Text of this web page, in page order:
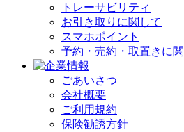
トレーサビリティ
お引き取りに関して
スマホポイント
予約・売約・取置きに
ごあいさつ
会社概要
ご利用規約
保険勧誘方針